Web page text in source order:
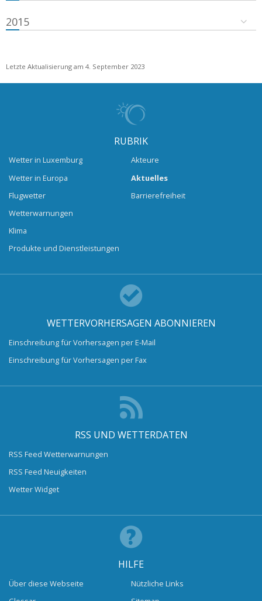
2015
Letzte Aktualisierung am 4. September 2023
RUBRIK
Wetter in Luxemburg
Wetter in Europa
Flugwetter
Wetterwarnungen
Klima
Produkte und Dienstleistungen
Akteure
Aktuelles
Barrierefreiheit
WETTERVORHERSAGEN ABONNIEREN
Einschreibung für Vorhersagen per E-Mail
Einschreibung für Vorhersagen per Fax
RSS UND WETTERDATEN
RSS Feed Wetterwarnungen
RSS Feed Neuigkeiten
Wetter Widget
HILFE
Über diese Webseite
Nützliche Links